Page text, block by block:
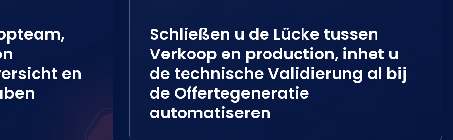
en
Schließen u de Lücke tussen
Verkoop en production, inhet u
de technische Validierung al bij
de Offertegeneratie
automatiseren